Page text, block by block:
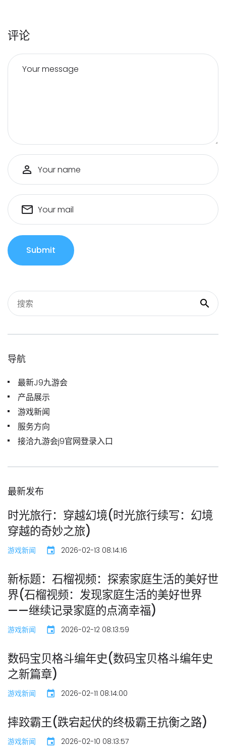
评论
Your message
Your name
Your mail
Submit
导航
最新J9九游会
产品展示
游戏新闻
服务方向
接洽九游会j9官网登录入口
最新发布
时光旅行：穿越幻境(时光旅行续写：幻境
穿越的奇妙之旅)
游戏新闻 2026-02-13 08:14:16
新标题：石榴视频：探索家庭生活的美好世
界(石榴视频：发现家庭生活的美好世界
——继续记录家庭的点滴幸福)
游戏新闻 2026-02-12 08:13:59
数码宝贝格斗编年史(数码宝贝格斗编年史
之新篇章)
游戏新闻 2026-02-11 08:14:00
摔跤霸王(跌宕起伏的终极霸王抗衡之路)
游戏新闻 2026-02-10 08:13:57